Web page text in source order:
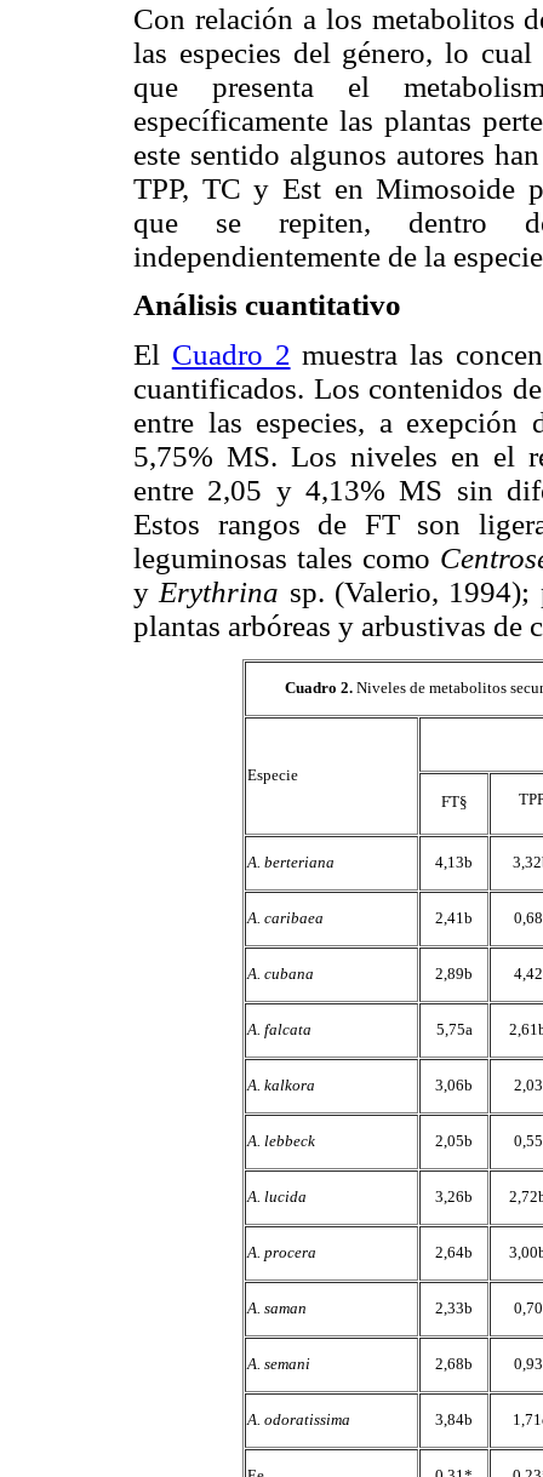
Con relación a los metabolitos
las especies del género, lo
que presenta el
específicamente las plantas
este sentido algunos autores
TPP, TC y Est en Mimosoide
que se repiten, dentro
independientemente de la
Análisis cuantitativo
El Cuadro 2 muestra las
cuantificados. Los contenidos
entre las especies, a exepción
5,75% MS. Los niveles en el
entre 2,05 y 4,13% MS sin
Estos rangos de FT son
leguminosas tales como
y Erythrina sp. (Valerio,
plantas arbóreas y arbustivas
Cuadro 2.Niveles de metabolitos
Especie
FT§
A. berteriana 4,13b
A. caribaea 2,41b
A. cubana 2,89b
A. falcata 5,75a
A. kalkora 3,06b
A. lebbeck 2,05b
A. lucida 3,26b
A. procera 2,64b
A. saman 2,33b
A. semani 2,68b
A. odoratissima 3,84b